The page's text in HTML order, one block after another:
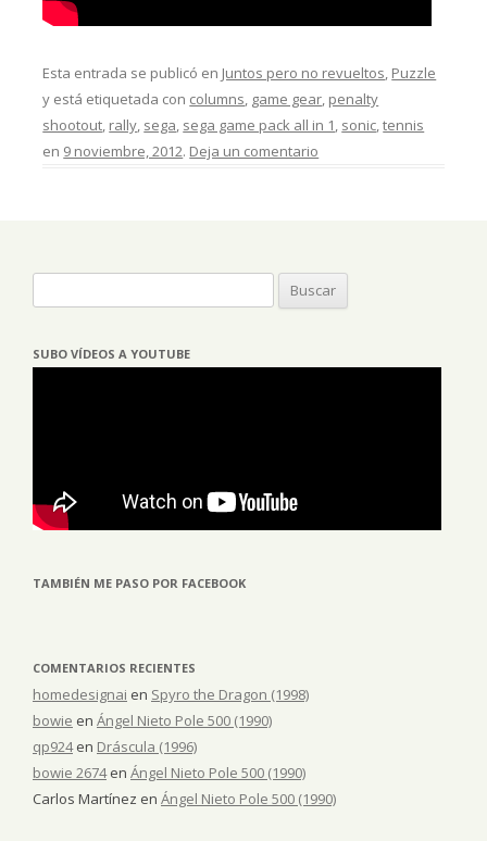
Esta entrada se publicó en Juntos pero no revueltos, Puzzle
y está etiquetada con columns, game gear, penalty
shootout, rally, sega, sega game pack all in 1, sonic,tennis
en 9 noviembre, 2012. Deja un comentario
SUBO VÍDEOS A YOUTUBE
TAMBIÉN ME PASO POR FACEBOOK
COMENTARIOS RECIENTES
homedesignai en Spyro the Dragon (1998)
bowie en Ángel Nieto Pole 500 (1990)
qp924en Dráscula (1996)
bowie 2674en Ángel Nieto Pole 500 (1990)
Carlos Martínez en Ángel Nieto Pole 500 (1990)